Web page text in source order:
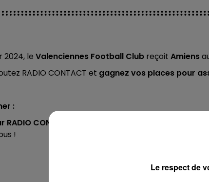
2024, le Valenciennes Football Club reçoit Amiens
RADIO CONTACT et gagnez vos places pour
:
CONTACT
!
Le respect de